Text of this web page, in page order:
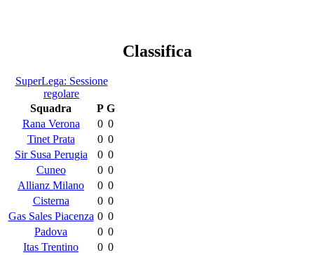
Classifica
SuperLega: Sessione
regolare
Squadra
P G
Rana Verona
0 0
Tinet Prata
0 0
Sir Susa Perugia
0 0
Cuneo
0 0
Allianz Milano
0 0
Cisterna
0 0
Gas Sales Piacenza 0 0
Padova
0 0
Itas Trentino
0 0